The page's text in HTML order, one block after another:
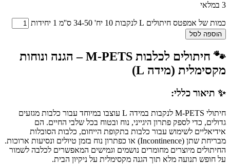
3 במלאי
כמות של אמפטס חיתולים L לנקבות 10 יח' 34-50 ס''מ 1 יחידות
הוספה לסל
🐾 חיתולים לכלבות M-PETS – הגנה ונוחות
מקסימלית (מידה L)
✨ תיאור כללי:
חיתולי M-PETS לנקבות במידה L עוצבו במיוחד עבור כלבות מגזעים
גדולים, כדי לספק פתרון היגייני, נוח ובטוח בכל שלבי החיים. הם
אידיאליים לשימוש עבור כלבות בתקופת הייחום, כלבות הסובלות
מבריחת שתן (Incontinence) או כפתרון נוח בזמן טיולים ונסיעות ארוכות.
החיתולים מיוצרים מחומרים נושמים וגמישים המאפשרים לכלבה לשמור
על חופש תנועה מלא תוך הגנה מקסימלית על ניקיון הבית.